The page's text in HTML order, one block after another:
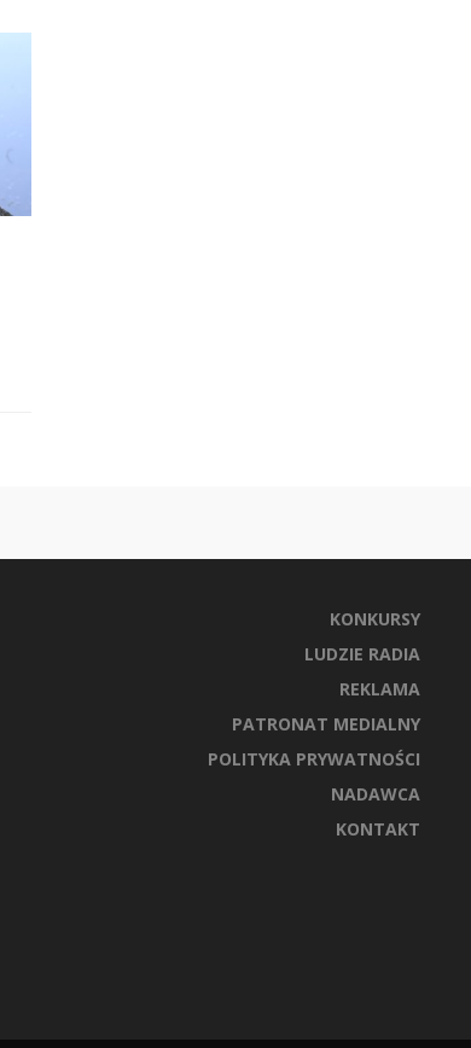
KONKURSY
LUDZIE RADIA
REKLAMA
PATRONAT MEDIALNY
POLITYKA PRYWATNOŚCI
NADAWCA
KONTAKT